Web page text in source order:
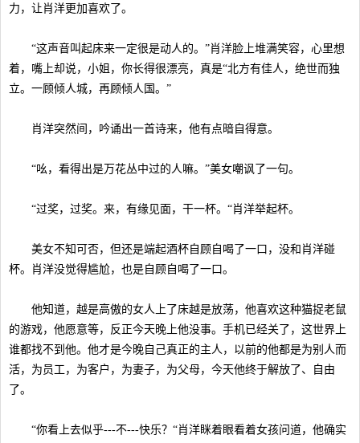
力，让肖洋更加喜欢了。
“这声音叫起床来一定很是动人的。”肖洋脸上堆满笑容，心里想
着，嘴上却说，小姐，你长得很漂亮，真是“北方有佳人，绝世而独
立。一顾倾人城，再顾倾人国。”
肖洋突然间，吟诵出一首诗来，他有点暗自得意。
“吆，看得出是万花丛中过的人嘛。”美女嘲讽了一句。
“过奖，过奖。来，有缘见面，干一杯。“肖洋举起杯。
美女不知可否，但还是端起酒杯自顾自喝了一口，没和肖洋碰
杯。肖洋没觉得尴尬，也是自顾自喝了一口。
他知道，越是高傲的女人上了床越是放荡，他喜欢这种猫捉老鼠
的游戏，他愿意等，反正今天晚上他没事。手机已经关了，这世界上
谁都找不到他。他才是今晚自己真正的主人，以前的他都是为别人而
活，为员工，为客户，为妻子，为父母，今天他终于解放了、自由
了。
“你看上去似乎---不---快乐？“肖洋眯着眼看着女孩问道，他确实